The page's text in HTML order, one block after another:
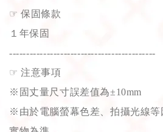
☞ 保固條款
１年保固
-------------------------------------------
☞ 注意事項
※固丈量尺寸誤差值為±10mm
※由於電腦螢幕色差、拍攝光線等